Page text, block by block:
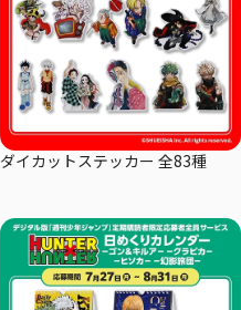
ダイカットステッカー 全83種